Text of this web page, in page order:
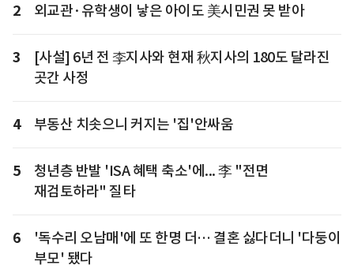
2 외교관·유학생이 낳은 아이도 美시민권 못 받아
3
[사설] 6년 전 李지사와 현재 秋지사의 180도 달라진
곳간 사정
4 부동산 치솟으니 커지는 '집'안싸움
5
청년층 반발 'ISA 혜택 축소'에... 李 "전면
재검토하라" 질타
6
'독수리 오남매'에 또 한명 더… 결혼 싫다더니 '다둥이
부모' 됐다